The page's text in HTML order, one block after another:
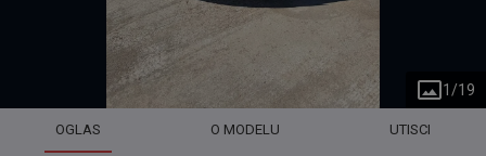
1 /19
OGLAS O MODELU UTISCI